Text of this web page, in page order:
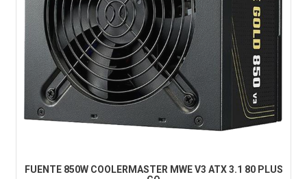
FUENTE 850W COOLERMASTER MWE V3 ATX 3.1 80 PLUS